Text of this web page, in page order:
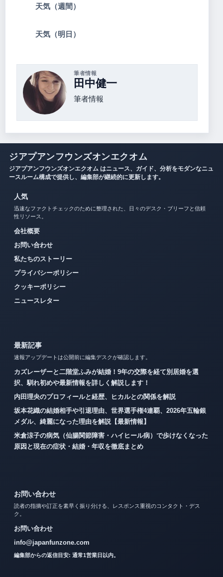
天気（週間）
天気（明日）
筆者情報
田中健一
筆者情報
ジアプアンフウンズオンエクオム
ジアプアンフウンズオンエクオム はニュース、ガイド、分析をモダンなニュ
ースルーム構成で提供し、編集部が継続的に更新します。
人気
迅速なファクトチェックのために整理された、日々のデスク・ブリーフと信頼
性リソース。
会社概要
お問い合わせ
私たちのストーリー
プライバシーポリシー
クッキーポリシー
ニュースレター
最新記事
速報アップデートは公開前に編集デスクが確認します。
カズレーザーと二階堂ふみが結婚！9年の交際を経て別居婚を選
択、馴れ初めや最新情報を詳しく解説します！
内田理央のプロフィールと経歴、ヒカルとの関係を解説
坂本花織の結婚相手や引退理由、世界選手権4連覇、2026年五輪銀
メダル、綺麗になった理由を解説【最新情報】
米倉涼子の病気（仙腸関節障害・ハイヒール病）で歩けなくなった
原因と現在の症状・結婚・年収を徹底まとめ
お問い合わせ
読者の指摘や訂正を素早く振り分ける、レスポンス重視のコンタクト・デス
ク。
お問い合わせ
info@japanfunzone.com
編集部からの返信目安: 通常1営業日以内。